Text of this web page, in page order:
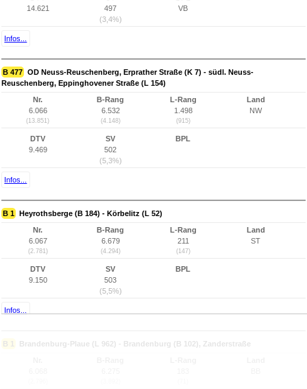
14.621
497
(3,4%)
VB
Infos...
B 477 OD Neuss-Reuschenberg, Erprather Straße (K 7) - südl. Neuss-
Reuschenberg, Eppinghovener Straße (L 154)
Nr.
6.066
(13.851)
B-Rang
6.532
(4.148)
L-Rang
1.498
(915)
Land
NW
DTV
9.469
SV
502
(5,3%)
BPL
Infos...
B 1 Heyrothsberge (B 184) - Körbelitz (L 52)
Nr.
6.067
(2.781)
B-Rang
6.679
(4.294)
L-Rang
211
(147)
Land
ST
DTV
9.150
SV
503
(5,5%)
BPL
Infos...
B 1 Brandenburg-Plaue (L 962) - Brandenburg (B 102), Zanderstraße